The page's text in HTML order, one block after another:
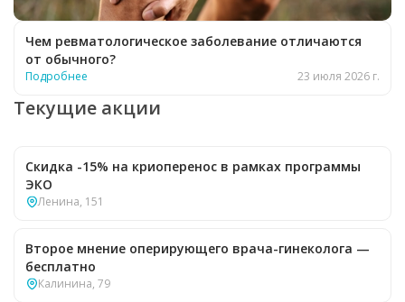
Чем ревматологическое заболевание отличаются
от обычного?
Подробнее 23 июля 2026 г.
Текущие акции
Скидка -15% на криоперенос в рамках программы
ЭКО
Ленина, 151
Второе мнение оперирующего врача-гинеколога —
бесплатно
Калинина, 79